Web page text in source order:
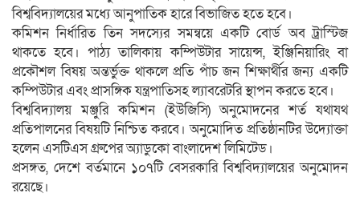
বিশ্ববিদ্যালয়ের মধ্যে আনুপাতিক হারে বিভাজিত হতে হবে।
কমিশন নির্ধারিত তিন সদস্যের সমন্বয়ে একটি বোর্ড অব ট্রাস্টিজ
থাকতে হবে। পাঠ্য তালিকায় কম্পিউটার সায়েন্স, ইঞ্জিনিয়ারিং বা
প্রকৌশল বিষয় অন্তর্ভুক্ত থাকলে প্রতি পাঁচ জন শিক্ষার্থীর জন্য একটি
কম্পিউটার এবং প্রাসঙ্গিক যন্ত্রপাতিসহ ল্যাবরেটরি স্থাপন করতে হবে।
বিশ্ববিদ্যালয় মঞ্জুরি কমিশন (ইউজিসি) অনুমোদনের শর্ত যথাযথ
প্রতিপালনের বিষয়টি নিশ্চিত করবে। অনুমোদিত প্রতিষ্ঠানটির উদ্যোক্তা
হলেন এসটিএস গ্রুপের অ্যাডুকো বাংলাদেশ লিমিটেড।
প্রসঙ্গত, দেশে বর্তমানে ১০৭টি বেসরকারি বিশ্ববিদ্যালয়ের অনুমোদন
রয়েছে।